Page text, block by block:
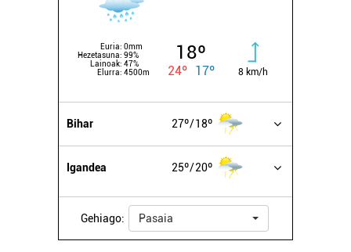
Euria: 0mm
Hezetasuna: 99%
Lainoak: 47%
Elurra: 4500m
18º
24º 17º 8 km/h
Bihar 27º 18º
Igandea 25º 20º
Gehiago: Pasaia